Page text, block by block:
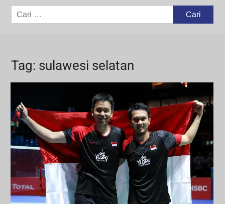
Olahraga
Cari
untuk:
Tag: sulawesi selatan